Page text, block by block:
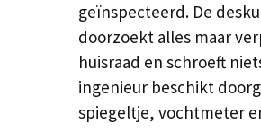
geïnspecteerd. De
doorzoekt alles maar
huisraad en schroeft
ingenieur beschikt
spiegeltje, vochtmeter